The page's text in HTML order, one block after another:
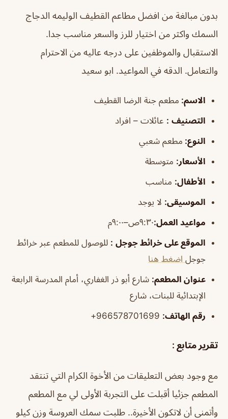
بدون مبالغة من افضل مطاعم القطيف الوليمه الدجاج
السمك واكثر من اختيار للرز والسعر مناسب جدا.
الاستقبال والموظفين على درجه عاليه من الاحترام
والتعامل. الدقه في المواعيد. ابو سعيد
الاسم: مطعم جنة الرضا القطيف
التصنيف : عائلات – افراد
النوع: مطعم شعبي
الأسعار: متوسطة
الأطفال: مناسب
الموسيقى: لا يوجد
مواعيد العمل:٩:٣٠ص–٩:٠٠م
الموقع على خرائط جوجل : للوصول للمطعم عبر خرائط
جوجل اضغط هنا
عنوان المطعم: شارع أبو ذر الغفاري، أمام المدرسة الرابعة
الإبتدائية للبنات، شارع
رقم الهاتف:
تقرير متابع :
مع وجود بعض التعليقات من الأخوة الكرام التي تنتقد
المطعم جزئيا أقبلت على التجربة الأولى لي مع المطعم
وأتمنى أن لاتكون الأخيرة.. طلبت سمك العروسة وزن كيلو